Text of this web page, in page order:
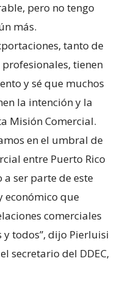
pero no tengo
más.
tanto de
tienen
y sé que muchos
la intención y la
Misión Comercial.
en el umbral de
entre Puerto Rico
ser parte de este
económico que
comerciales
todos”, dijo Pierluisi
secretario del DDEC,